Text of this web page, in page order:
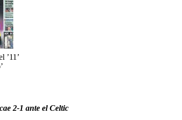
’11’
2-1 ante el Celtic